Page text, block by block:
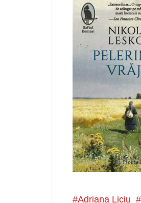
Adriana Liciu